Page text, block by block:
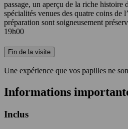
passage, un aperçu de la riche histoire
spécialités venues des quatre coins de
préparation sont soigneusement
19h00
Fin de la visite
Une expérience que vos papilles ne
Informations
Inclus